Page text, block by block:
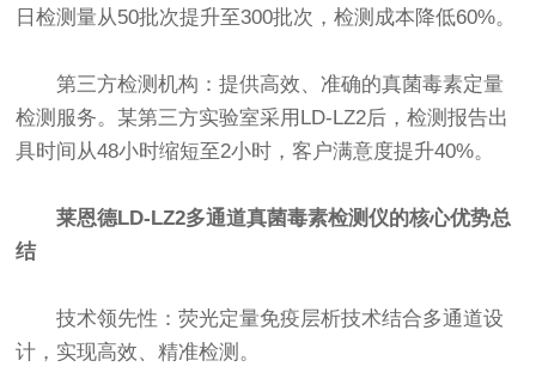
日检测量从50批次提升至300批次，检测成本降低60%。
第三方检测机构：提供高效、准确的真菌毒素定量
检测服务。某第三方实验室采用LD-LZ2后，检测报告出
具时间从48小时缩短至2小时，客户满意度提升40%。
莱恩德LD-LZ2多通道真菌毒素检测仪的核心优势总
结
技术领先性：荧光定量免疫层析技术结合多通道设
计，实现高效、精准检测。